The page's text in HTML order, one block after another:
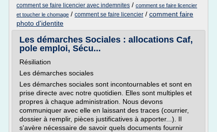
comment se faire licencier avec indemnites / comment se faire licencier
et toucher le chomage / comment se faire licencier / comment faire
photo d'identite
Les démarches Sociales : allocations Caf,
pole emploi, Sécu...
Résiliation
Les démarches sociales
Les démarches sociales sont incontournables et sont en
prise directe avec notre quotidien. Elles sont multiples et
propres à chaque administration. Nous devons
communiquer avec elle en laissant des traces (courrier,
dossier à remplir, pièces justificatives à apporter...). Il
s'avère nécessaire de savoir quels documents fournir